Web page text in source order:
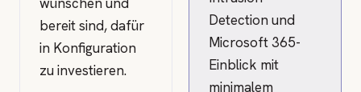
bereit sind, dafür
in Konfiguration
zu investieren.
Detection und
Microsoft 365-
Einblick mit
minimalem